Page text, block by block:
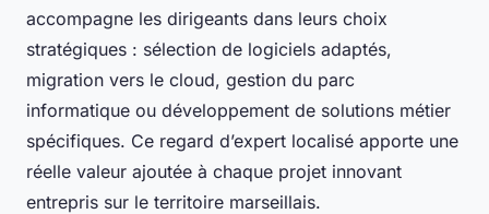
accompagne les dirigeants dans leurs choix
stratégiques : sélection de logiciels adaptés,
migration vers le cloud, gestion du parc
informatique ou développement de solutions métier
spécifiques. Ce regard d’expert localisé apporte une
réelle valeur ajoutée à chaque projet innovant
entrepris sur le territoire marseillais.